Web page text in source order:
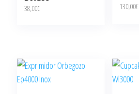
38,00€ 130,00€